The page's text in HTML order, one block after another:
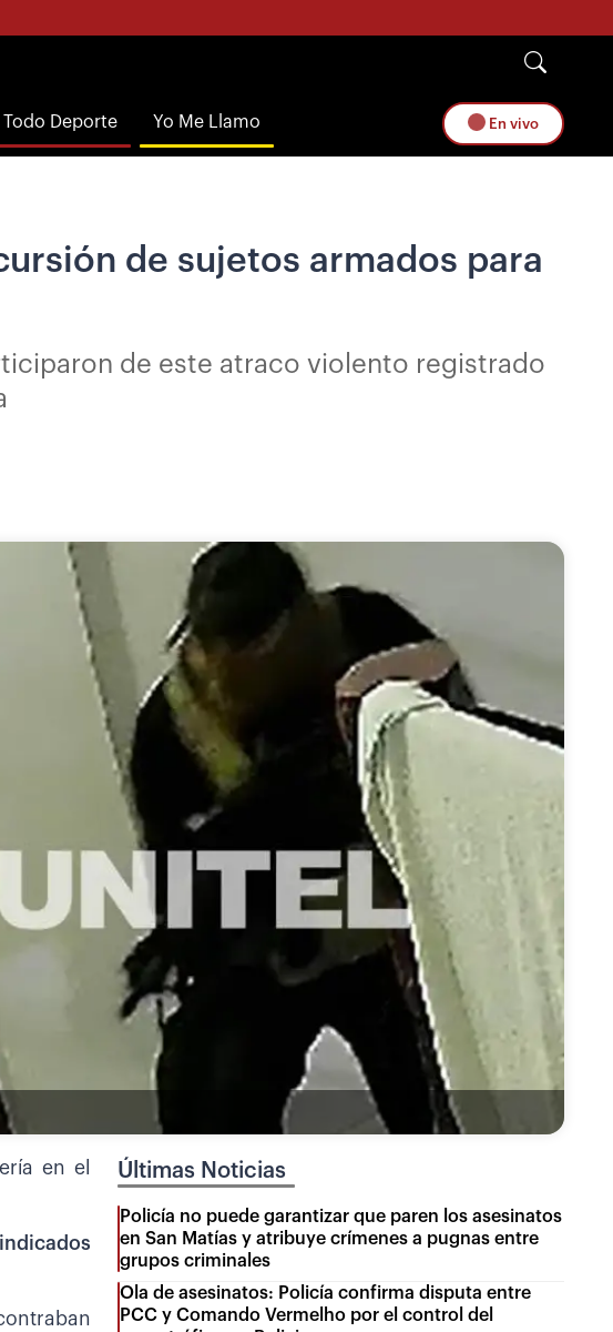
Todo Deporte Yo Me Llamo En vivo
de sujetos armados para
de este atraco violento registrado
en el
Últimas Noticias
Policía no puede garantizar que paren los asesinatos
en San Matías y atribuye crímenes a pugnas entre
grupos criminales
Ola de asesinatos: Policía confirma disputa entre
PCC y Comando Vermelho por el control del